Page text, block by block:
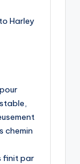
Harley
chemin
finit par